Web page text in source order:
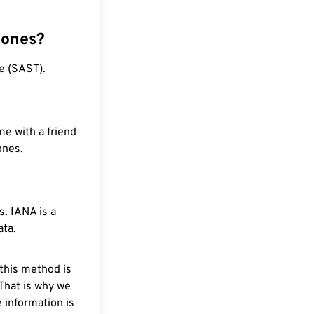
(SAST).
with a friend
IANA is a
method is
is why we
information is